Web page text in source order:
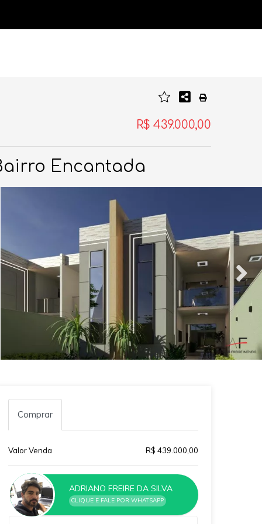
R$ 439.000,00
Encantada
Comprar
Valor Venda R$ 439.000,00
ADRIANO FREIRE DA SILVA
CLIQUE E FALE POR WHATSAPP